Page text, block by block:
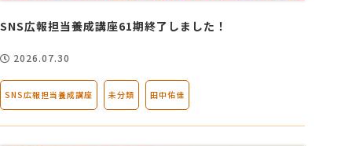
アクセス
採用情報
SNS広報担当養成講座61期終了しました！
2026.07.30
SNS広報担当養成講座 未分類 田中佑佳